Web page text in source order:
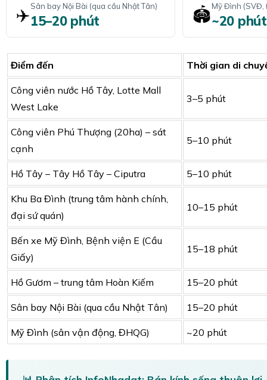
✈️Sân bay Nội Bài (qua cầu Nhật Tân)
15–20 phút 🏟️Mỹ Đình (SVĐ,
~20 phút
Điểm đến Thời gian di
Công viên nước Hồ Tây, Lotte Mall
West Lake
3–5 phút
Công viên Phú Thượng (20ha) – sát
cạnh
5–10 phút
Hồ Tây – Tây Hồ Tây – Ciputra 5–10 phút
Khu Ba Đình (trung tâm hành chính,
đại sứ quán)
10–15 phút
Bến xe Mỹ Đình, Bệnh viện E (Cầu
Giấy)
15–18 phút
Hồ Gươm – trung tâm Hoàn Kiếm 15–20 phút
Sân bay Nội Bài (qua cầu Nhật Tân) 15–20 phút
Mỹ Đình (sân vận động, ĐHQG) ~20 phút